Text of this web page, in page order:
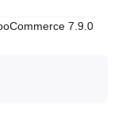
7.9.0